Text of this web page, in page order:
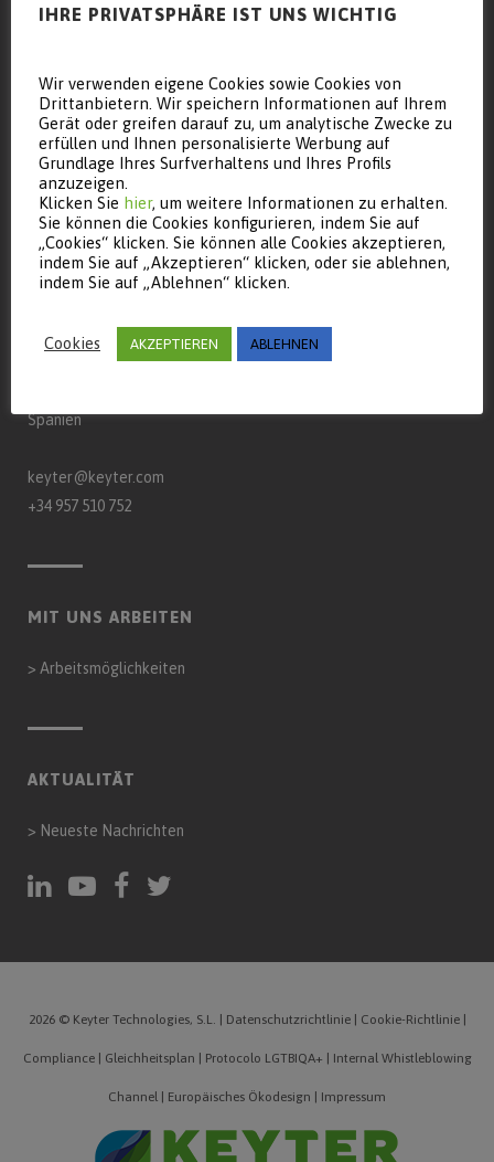
Keyter Intarcon Newtech
Keyter France SAS
Keyter Intarcon Schweiz
D3 Froid
CONTACT
Keyter Technologies, S.L.
Landstraße A‑3132, km 15
Spanien
keyter@keyter.com
+34 957 510 752
MIT UNS ARBEITEN
> Arbeitsmöglichkeiten
AKTUALITÄT
> Neueste Nachrichten
2026 © Keyter Technologies, S.L. Datenschutzrichtlinie| Cookie-Richtlinie|
Compliance| Gleichheitsplan Protocolo LGTBIQA+ Internal Whistleblowing
Channel Europäisches Ökodesign Impressum
IHRE PRIVATSPHÄRE IST UNS WICHTIG
Wir verwenden eigene Cookies sowie Cookies von
Drittanbietern. Wir speichern Informationen auf Ihrem
Gerät oder greifen darauf zu, um analytische Zwecke zu
erfüllen und Ihnen personalisierte Werbung auf
Grundlage Ihres Surfverhaltens und Ihres Profils
anzuzeigen.
Klicken Sie hier, um weitere Informationen zu erhalten.
Sie können die Cookies konfigurieren, indem Sie auf
„Cookies“ klicken. Sie können alle Cookies akzeptieren,
indem Sie auf „Akzeptieren“ klicken, oder sie ablehnen,
indem Sie auf „Ablehnen“ klicken.
Cookies AKZEPTIEREN ABLEHNEN